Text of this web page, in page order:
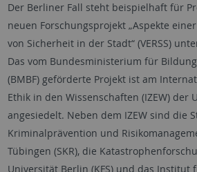
Der Berliner Fall steht beispielhaft für
neuen Forschungsprojekt „Aspekte
von Sicherheit in der Stadt“ (VERSS)
Das vom Bundesministerium für
(BMBF) geförderte Projekt ist am
Ethik in den Wissenschaften (IZEW) der
angesiedelt. Neben dem IZEW sind die
Kriminalprävention und
Tübingen (SKR), die
Universität Berlin (KFS) und das Institut